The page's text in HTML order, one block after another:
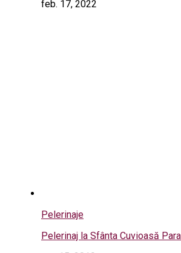
feb. 17, 2022
Pelerinaje
Pelerinaj la Sfânta Cuvioasă